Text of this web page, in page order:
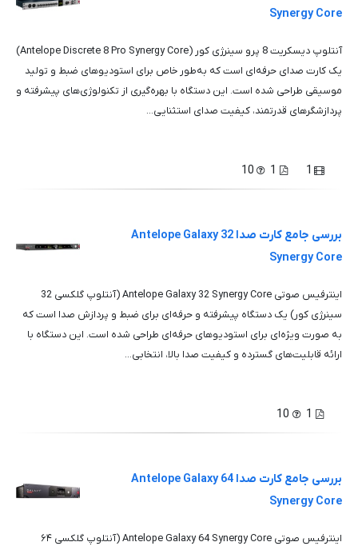
Synergy Core
آنتلوپ دیسکریت 8 پرو سینرژی کور (Antelope Discrete 8 Pro Synergy Core)
یک کارت صدای حرفه‌ای است که به‌طور خاص برای استودیوهای ضبط و تولید
موسیقی طراحی شده است. این دستگاه با بهره‌گیری از تکنولوژی‌های پیشرفته و
پردازشگرهای قدرتمند، کیفیت صدای استثنایی...
1
1
10
بررسی جامع کارت صدا Antelope Galaxy 32
Synergy Core
اینترفیس صوتی Antelope Galaxy 32 Synergy Core (آنتلوپ گلکسی 32
سینرژی کور) یک دستگاه پیشرفته و حرفه‌ای برای ضبط و پردازش صدا است که
به صورت ویژه‌ای برای استودیوهای حرفه‌ای طراحی شده است. این دستگاه با
ارائه قابلیت‌های گسترده و کیفیت صدا بالا، انتخابی...
1
10
بررسی جامع کارت صدا Antelope Galaxy 64
Synergy Core
اینترفیس صوتی Antelope Galaxy 64 Synergy Core (آنتلوپ گلکسی ۶۴